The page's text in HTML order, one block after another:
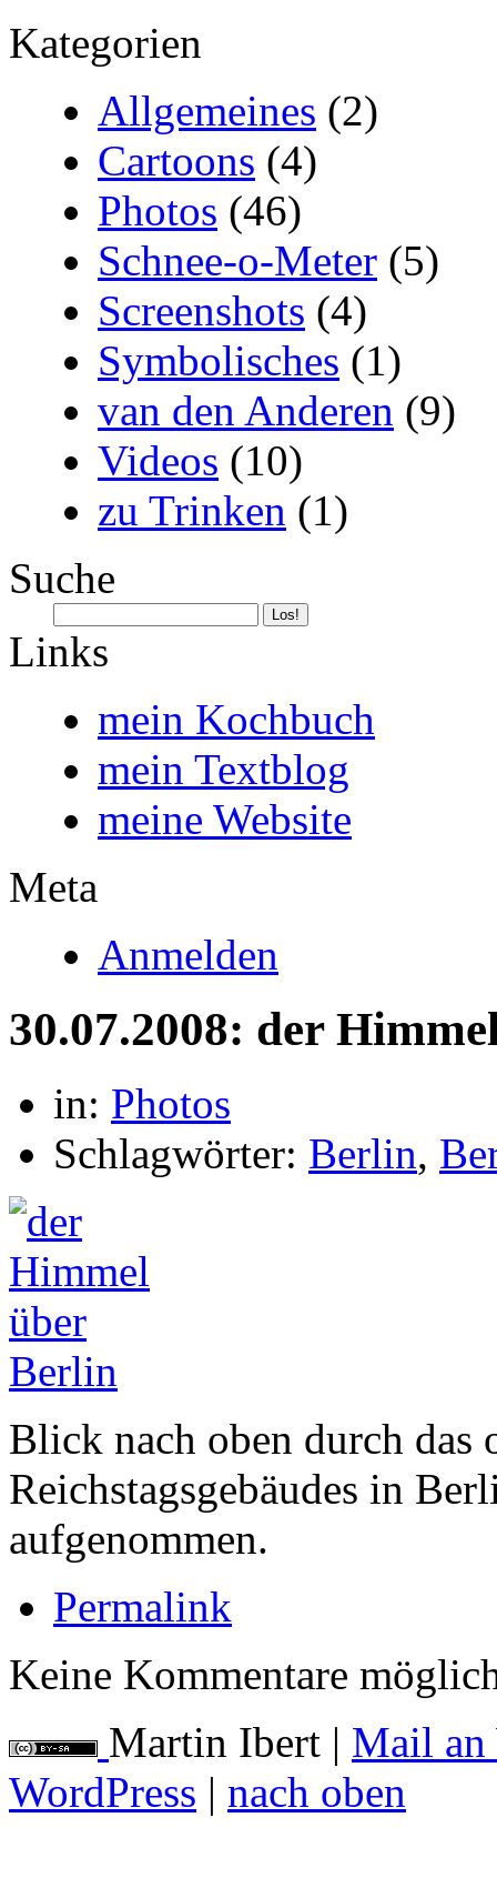
Kategorien
Allgemeines (2)
Cartoons (4)
Photos (46)
Schnee-o-Meter (5)
Screenshots (4)
Symbolisches (1)
van den Anderen (9)
Videos (10)
zu Trinken (1)
Suche
Links
mein Kochbuch
mein Textblog
meine Website
Meta
Anmelden
30.07.2008: der
in: Photos
Schlagwörter: Berlin,
Blick nach oben durch das
Reichstagsgebäudes in
aufgenommen.
Permalink
Keine Kommentare
Martin Ibert | Mail an
WordPress | nach oben